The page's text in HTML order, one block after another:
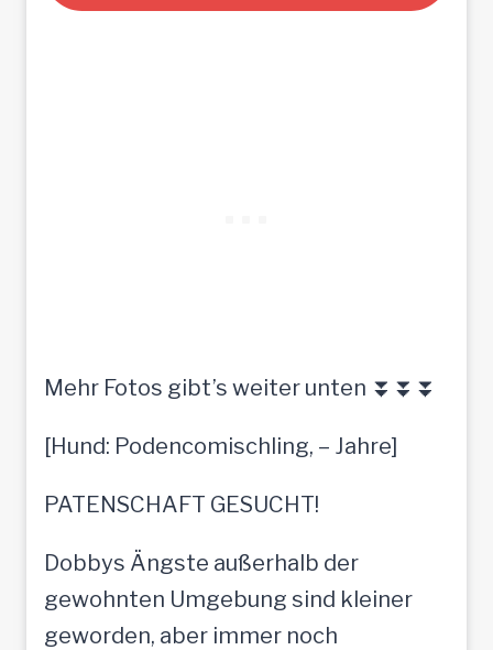
Mehr Fotos gibt’s weiter unten ⏬⏬⏬
[Hund: Podencomischling, – Jahre]
PATENSCHAFT GESUCHT!
Dobbys Ängste außerhalb der
gewohnten Umgebung sind kleiner
geworden, aber immer noch